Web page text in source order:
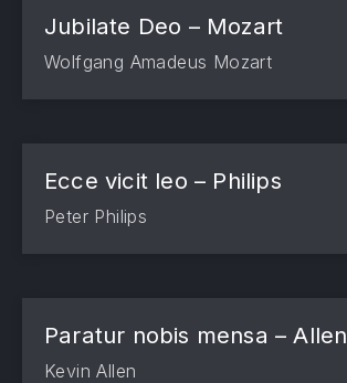
Jubilate Deo – Mozart
Wolfgang Amadeus Mozart
Ecce vicit leo – Philips
Peter Philips
Paratur nobis mensa – Allen
Kevin Allen